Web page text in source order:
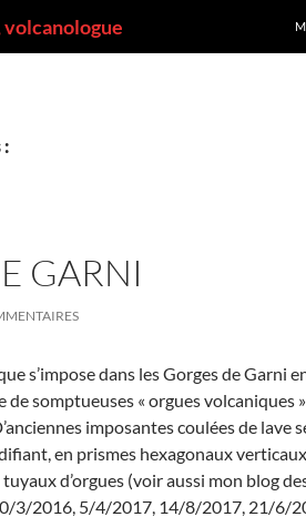
volcanologue
:
GARNI
s’impose dans les Gorges de Garni
de somptueuses « orgues volcaniques
imposantes coulées de lave
en prismes hexagonaux
d’orgues (voir aussi mon blog
3/2016, 5/4/2017, 14/8/2017, 21/6/